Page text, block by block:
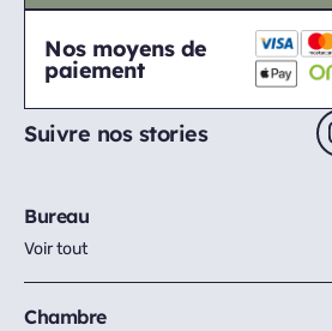
Nos moyens de
paiement
Suivre nos stories
Bureau
Voir tout
Chambre